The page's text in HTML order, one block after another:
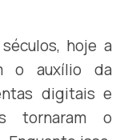
hoje a
o auxílio da
digitais e
tornaram o